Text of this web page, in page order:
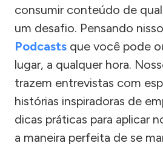
consumir conteúdo de
um desafio. Pensando
Podcasts que você pode
lugar, a qualquer hora.
trazem entrevistas com
histórias inspiradoras de
dicas práticas para aplicar
a maneira perfeita de se